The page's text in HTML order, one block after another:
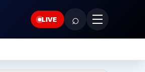
LIVE ⌕